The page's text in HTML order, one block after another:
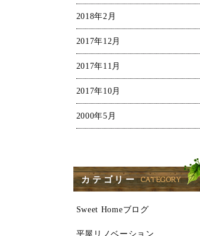
2018年2月
2017年12月
2017年11月
2017年10月
2000年5月
カテゴリー
Sweet Homeブログ
平屋リノベーション